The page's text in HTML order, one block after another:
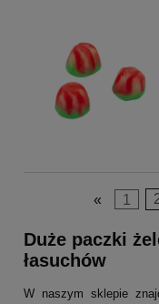
« 1
Duże paczki
łasuchów
W naszym sklepie